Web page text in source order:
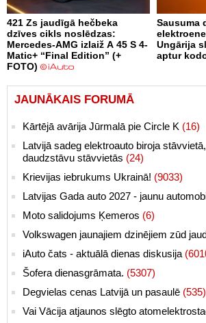
421 Zs jaudīgā hečbeka
dzīves cikls noslēdzas:
Mercedes-AMG izlaiž A 45 S 4-
Matic+ “Final Edition” (+
FOTO)
Sausuma
Ungārija
aptur
JAUNĀKAIS FORUMĀ
Kārtējā avārija Jūrmalā pie Circle K (16)
Latvijā sadeg elektroauto biroja
daudzstāvu stāvvietās (24)
Krievijas iebrukums Ukrainā! (9033)
Latvijas Gada auto 2027 - jaunu
Moto salidojums Ķemeros (6)
Volkswagen jaunajiem dzinējiem zūd
iAuto čats - aktuālā dienas diskusija
Šofera dienasgrāmata. (5307)
Degvielas cenas Latvijā un pasaulē (535)
Vai Vācija atjaunos slēgto